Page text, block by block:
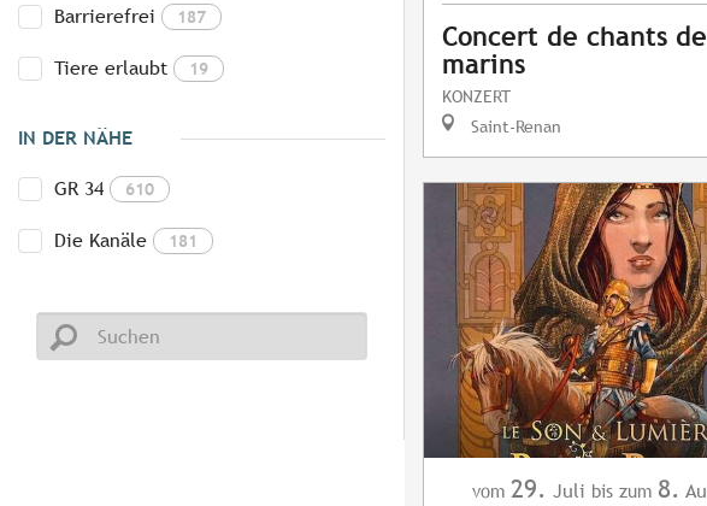
Barrierefrei 187
Tiere erlaubt 19
IN DER NÄHE
GR 34 610
Die Kanäle 181
Concert de chants de
marins
KONZERT
Saint-Renan
vom 29. Juli bis zum 8.